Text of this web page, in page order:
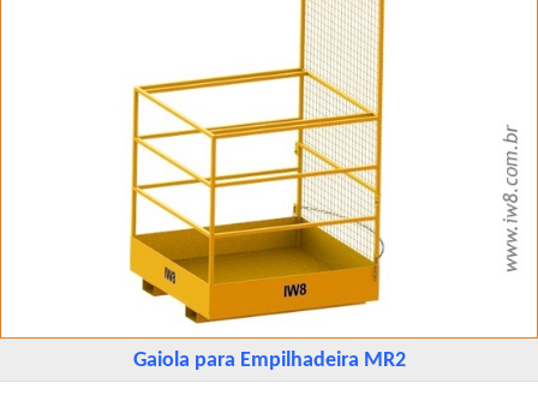
Gaiola para Empilhadeira MR2